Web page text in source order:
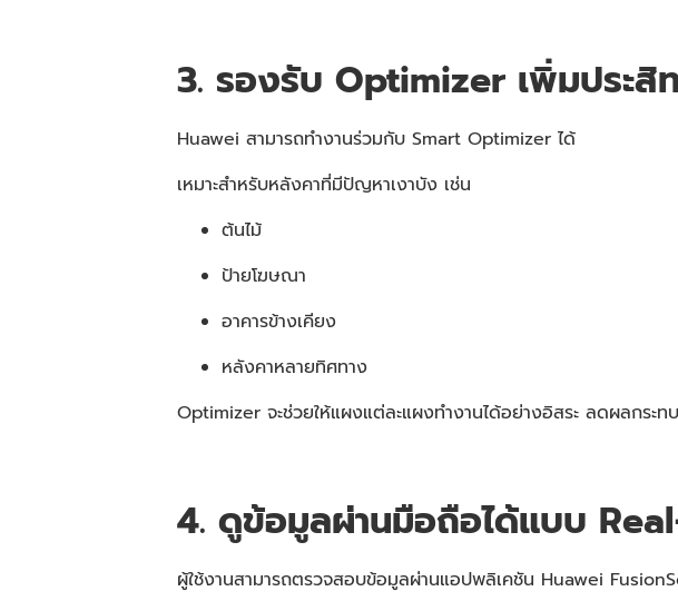
3. รองรับ Optimizer เพิ่มประสิ
Huawei สามารถทำงานร่วมกับ Smart Optimizer ได้
เหมาะสำหรับหลังคาที่มีปัญหาเงาบัง เช่น
ต้นไม้
ป้ายโฆษณา
อาคารข้างเคียง
หลังคาหลายทิศทาง
Optimizer จะช่วยให้แผงแต่ละแผงทำงานได้อย่างอิสระ ลดผลกระ
4. ดูข้อมูลผ่านมือถือได้แบบ
ผู้ใช้งานสามารถตรวจสอบข้อมูลผ่านแอปพลิเคชัน Huawei